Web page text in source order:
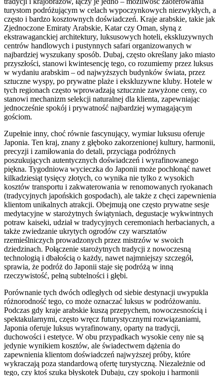
turystom podróżującym w celach wypoczynkowych niezwykłych, a
często i bardzo kosztownych doświadczeń. Kraje arabskie, takie jak
Zjednoczone Emiraty Arabskie, Katar czy Oman, słyną z
ekstrawaganckiej architektury, luksusowych hoteli, ekskluzywnych
centrów handlowych i pustynnych safari organizowanych w
najbardziej wyszukany sposób. Dubaj, często określany jako miasto
przyszłości, stanowi kwintesencję tego, co rozumiemy przez luksus
w wydaniu arabskim – od najwyższych budynków świata, przez
sztuczne wyspy, po prywatne plaże i ekskluzywne kluby. Hotele w
tych regionach często wprowadzają sztucznie zawyżone ceny, co
stanowi mechanizm selekcji naturalnej dla klienta, zapewniając
jednocześnie spokój i prywatność najbardziej wymagającym
gościom.
Zupełnie inny, choć równie fascynujący, wymiar luksusu oferuje
Japonia. Ten kraj, znany z głęboko zakorzenionej kultury, harmonii,
precyzji i zamiłowania do detali, przyciąga podróżnych
poszukujących autentycznych doświadczeń i wyrafinowanego
piękna. Tygodniowa wycieczka do Japonii może pochłonąć nawet
kilkadziesiąt tysięcy złotych, co wynika nie tylko z wysokich
kosztów transportu i zakwaterowania w renomowanych ryokanach
(tradycyjnych japońskich gospodach), ale także z chęci zapewnienia
klientom unikalnych atrakcji. Obejmują one często prywatne sesje
medytacyjne w starożytnych świątyniach, degustacje wykwintnych
potraw kaiseki, udział w tradycyjnych ceremoniach herbacianych, a
także zwiedzanie ukrytych ogrodów czy warsztatów
rzemieślniczych prowadzonych przez mistrzów w swoich
dziedzinach. Połączenie starożytnych tradycji z nowoczesną
technologią i dbałością o każdy, nawet najmniejszy szczegół,
sprawia, że podróż do Japonii staje się podróżą w inną
rzeczywistość, pełną subtelności i głębi.
Porównanie tych dwóch odległych od siebie destynacji uwypukla
różnorodność tego, co może oznaczać luksus w podróżowaniu.
Podczas gdy kraje arabskie kuszą przepychem, nowoczesnością i
spektakularnymi, często wręcz futurystycznymi rozwiązaniami,
Japonia oferuje luksus wyrafinowany, oparty na tradycji,
duchowości i estetyce. W obu przypadkach wysokie ceny nie są
jedynie wynikiem kosztów, ale świadectwem dążenia do
zapewnienia klientom doświadczeń najwyższej próby, które
wykraczają poza standardową ofertę turystyczną. Niezależnie od
tego, czy ktoś szuka błyskotek Dubaju, czy spokoju i harmonii